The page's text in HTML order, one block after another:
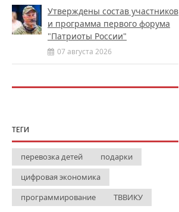
Утверждены состав участников
и программа первого форума
"Патриоты России"
07 августа 2026
ТЕГИ
перевозка детей
подарки
цифровая экономика
программирование
ТВВИКУ